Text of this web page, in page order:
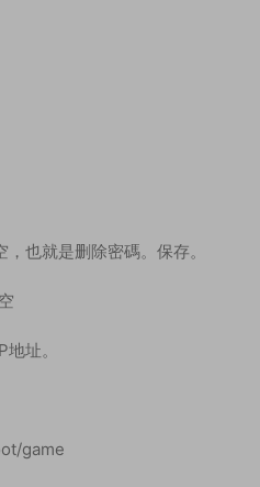
也就是删除密碼。保存。
址。
game